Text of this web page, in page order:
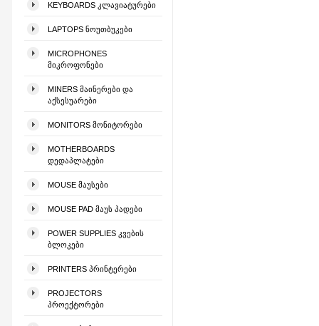
KEYBOARDS ᲙᲚᲐᲕᲘᲐᲢᲣᲠᲔᲑᲘ
LAPTOPS ᲜᲝᲣᲗᲑᲣᲙᲔᲑᲘ
MICROPHONES
ᲛᲘᲙᲠᲝᲤᲝᲜᲔᲑᲘ
MINERS ᲛᲐᲘᲜᲔᲠᲔᲑᲘ ᲓᲐ
ᲐᲥᲡᲔᲡᲣᲐᲠᲔᲑᲘ
MONITORS ᲛᲝᲜᲘᲢᲝᲠᲔᲑᲘ
MOTHERBOARDS
ᲓᲔᲓᲐᲞᲚᲐᲢᲔᲑᲘ
MOUSE ᲛᲐᲣᲡᲔᲑᲘ
MOUSE PAD ᲛᲐᲣᲡ ᲞᲐᲓᲔᲑᲘ
POWER SUPPLIES ᲙᲕᲔᲑᲘᲡ
ᲑᲚᲝᲙᲔᲑᲘ
PRINTERS ᲞᲠᲘᲜᲢᲔᲠᲔᲑᲘ
PROJECTORS
ᲞᲠᲝᲔᲥᲢᲝᲠᲔᲑᲘ